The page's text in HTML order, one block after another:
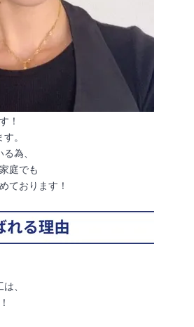
！
。
為、
庭でも
ております！
、